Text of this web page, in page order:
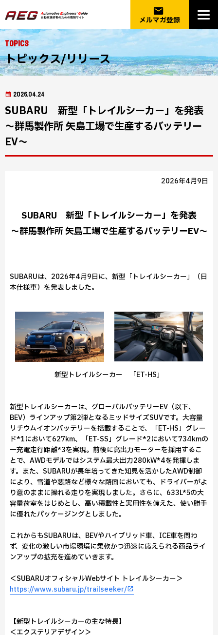
email
メルマガ登録
Topics
トピックス/リリース
2026.04.24
SUBARU 新型「トレイルシーカー」を発表
～群馬製作所 矢島工場で生産するバッテリー
EV～
2026年4月9日
SUBARU 新型「トレイルシーカー」を発表
～群馬製作所 矢島工場で生産するバッテリーEV～
SUBARUは、2026年4月9日に、新型「トレイルシーカー」（日
本仕様車）を発表しました。
新型トレイルシーカー 「ET-HS」
新型トレイルシーカーは、グローバルバッテリーEV（以下、
BEV）ラインアップ第2弾となるミッドサイズSUVです。大容量
リチウムイオンバッテリーを搭載することで、「ET-HS」グレー
ド*1において627km、「ET-SS」グレード*2において734kmの
一充電走行距離*3を実現。前後に高出力モーターを採用するこ
とで、AWDモデルではシステム最大出力280kW*4を発揮しま
す。また、SUBARUが長年培ってきた知見を活かしたAWD制御
により、雪道や悪路など様々な路面においても、ドライバーがよ
り意のままに操れる走りを実現しました。さらに、633L*5の大
容量荷室をはじめとし、高い積載性と実用性を備えた、使い勝手
に優れたパッケージングとしました。
これからもSUBARUは、BEVやハイブリッド車、ICE車を問わ
ず、変化の激しい市場環境に柔軟かつ迅速に応えられる商品ライ
ンアップの拡充を進めていきます。
＜SUBARUオフィシャルWebサイト トレイルシーカー＞
https://www.subaru.jp/trailseeker/
【新型トレイルシーカーの主な特長】
＜エクステリアデザイン＞